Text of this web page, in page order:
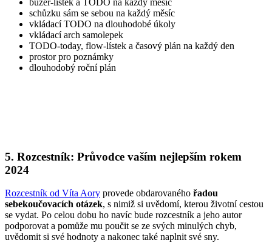
buzer-lístek a TODO na každý měsíc
schůzku sám se sebou na každý měsíc
vkládací TODO na dlouhodobé úkoly
vkládací arch samolepek
TODO-today, flow-lístek a časový plán na každý den
prostor pro poznámky
dlouhodobý roční plán
5. Rozcestník: Průvodce vaším nejlepším rokem
2024
Rozcestník od Víta Aory provede obdarovaného řadou
sebekoučovacích otázek, s nimiž si uvědomí, kterou životní cestou
se vydat. Po celou dobu ho navíc bude rozcestník a jeho autor
podporovat a pomůže mu poučit se ze svých minulých chyb,
uvědomit si své hodnoty a nakonec také naplnit své sny.